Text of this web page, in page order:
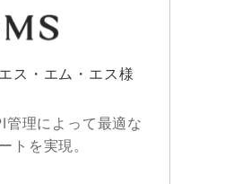
ス・エム・エス様
管理によって最適な
トを実現。